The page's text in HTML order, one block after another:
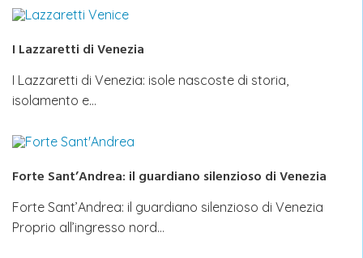
I Lazzaretti di Venezia
I Lazzaretti di Venezia: isole nascoste di storia,
isolamento e…
Forte Sant’Andrea: il guardiano silenzioso di Venezia
Forte Sant’Andrea: il guardiano silenzioso di Venezia
Proprio all’ingresso nord…